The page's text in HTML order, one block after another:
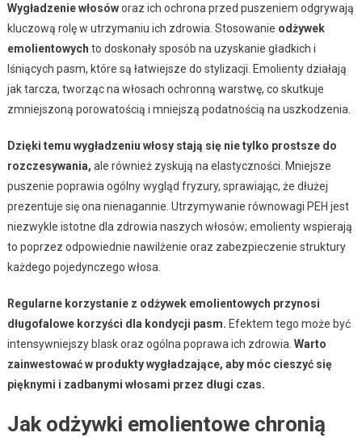
Wygładzenie włosóworaz ich ochrona przed puszeniem odgrywają
kluczową rolę w utrzymaniu ich zdrowia. Stosowanie odżywek
emolientowych to doskonały sposób na uzyskanie gładkich i
lśniących pasm, które są łatwiejsze do stylizacji. Emolienty działają
jak tarcza, tworząc na włosach ochronną warstwę, co skutkuje
zmniejszoną porowatością i mniejszą podatnością na uszkodzenia.
Dzięki temu wygładzeniu włosy stają się nie tylko prostsze do
rozczesywania, ale również zyskują na elastyczności. Mniejsze
puszenie poprawia ogólny wygląd fryzury, sprawiając, że dłużej
prezentuje się ona nienagannie. Utrzymywanie równowagi PEH jest
niezwykle istotne dla zdrowia naszych włosów; emolienty wspierają
to poprzez odpowiednie nawilżenie oraz zabezpieczenie struktury
każdego pojedynczego włosa.
Regularne korzystanie z odżywek emolientowych przynosi
długofalowe korzyści dla kondycji pasm. Efektem tego może być
intensywniejszy blask oraz ogólna poprawa ich zdrowia. Warto
zainwestować w produkty wygładzające, aby móc cieszyć się
pięknymi i zadbanymi włosami przez długi czas.
Jak odżywki emolientowe chronią